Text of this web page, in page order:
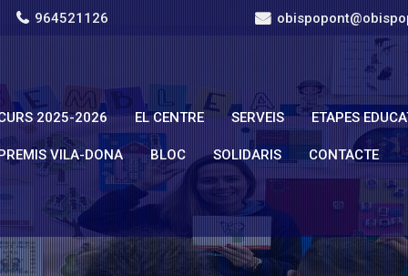
964521126
2025-2026 EL CENTRE SERVEIS ETAPES
VILA-DONA BLOC SOLIDARIS CONTACTE